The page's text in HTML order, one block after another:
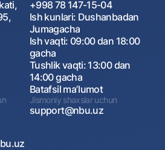
+998 78 147-15-04
Ish kunlari: Dushanbadan
Jumagacha
Ish vaqti: 09:00 dan 18:00
gacha
Tushlik vaqti: 13:00 dan
14:00 gacha
Batafsil maʼlumot
Jismoniy shaxslar uchun
support@nbu.uz